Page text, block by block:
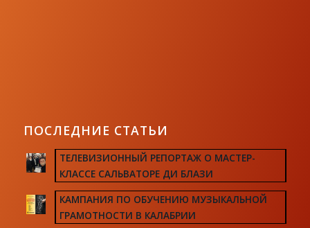
ПОСЛЕДНИЕ СТАТЬИ
ТЕЛЕВИЗИОННЫЙ РЕПОРТАЖ О МАСТЕР-
КЛАССЕ САЛЬВАТОРЕ ДИ БЛАЗИ
КАМПАНИЯ ПО ОБУЧЕНИЮ МУЗЫКАЛЬНОЙ
ГРАМОТНОСТИ В КАЛАБРИИ